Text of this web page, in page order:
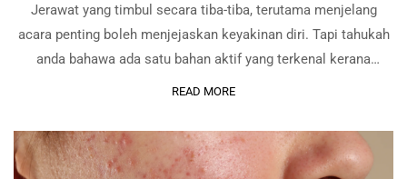
Jerawat yang timbul secara tiba-tiba, terutama menjelang
acara penting boleh menjejaskan keyakinan diri. Tapi tahukah
anda bahawa ada satu bahan aktif yang terkenal kerana
sebenarnya mudah …
READ MORE